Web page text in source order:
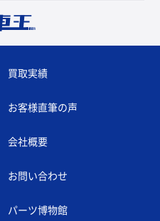
買取実績
お客様直筆の声
会社概要
お問い合わせ
パーツ博物館